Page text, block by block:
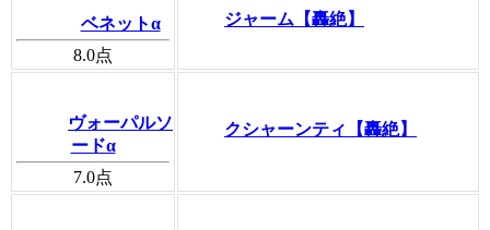
ベネットα
8.0点
ジャーム【轟絶】
ヴォーパルソ
ードα
7.0点
クシャーンティ【轟絶】